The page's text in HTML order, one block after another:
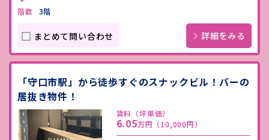
階数
3階
まとめて問い合わせ 詳細をみる
「守口市駅」から徒歩すぐのスナックビル！バーの
居抜き物件！
賃料（坪単価）
6.05万円 （10,000円）